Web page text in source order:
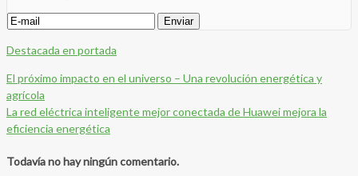
Destacada en portada
El próximo impacto en el universo – Una revolución energética y
agrícola
La red eléctrica inteligente mejor conectada de Huawei mejora la
eficiencia energética
Todavía no hay ningún comentario.